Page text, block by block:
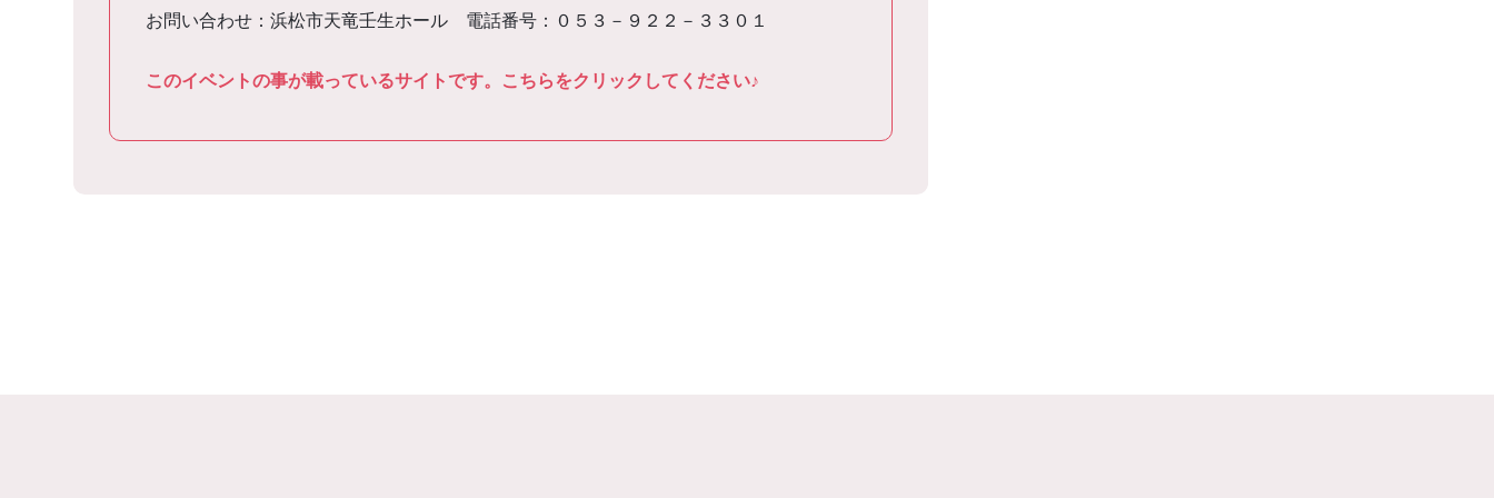
お問い合わせ：浜松市天竜壬生ホール 電話番号：０５３－９２２－３３０１
このイベントの事が載っているサイトです。こちらをクリックしてください♪